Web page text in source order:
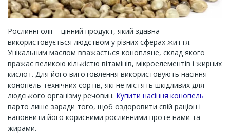
Рослинні олії – цінний продукт, який здавна
використовується людством у різних сферах життя.
Унікальним маслом вважається конопляне, склад якого
вражає великою кількістю вітамінів, мікроелементів і жирних
кислот. Для його виготовлення використовують насіння
конопель технічних сортів, які не містять шкідливих для
людського організму речовин. Купити насіння конопель
варто лише заради того, щоб оздоровити свій раціон і
наповнити його корисними рослинними протеїнами та
жирами.